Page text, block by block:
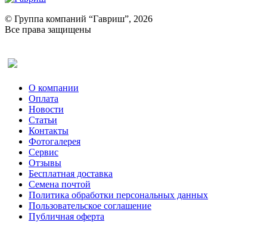
Ревень
Рукола
Рута
Тмин
Трава для чая
Туласи
Укроп
Фенхель пряный
Хризантема овощная
Цикорий пряный
Цикорий салатный (Витлуф)
Черемша
Шпинат
Щавель
Эндивий
Эстрагон
© Группа компаний “Гавриш”, 2026
Все права защищены
О компании
Оплата
Новости
Статьи
Контакты
Фотогалерея​
Сервис
Отзывы
Бесплатная доставка
Семена почтой
Политика обработки персональных данных
Пользовательское соглашение
Публичная оферта